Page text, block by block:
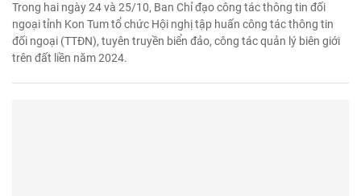
Trong hai ngày 24 và 25/10, Ban Chỉ đạo công tác thông tin đối
ngoại tỉnh Kon Tum tổ chức Hội nghị tập huấn công tác thông tin
đối ngoại (TTĐN), tuyên truyền biển đảo, công tác quản lý biên giới
trên đất liền năm 2024.